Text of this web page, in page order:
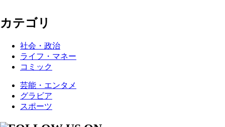
カテゴリ
社会・政治
ライフ・マネー
コミック
芸能・エンタメ
グラビア
スポーツ